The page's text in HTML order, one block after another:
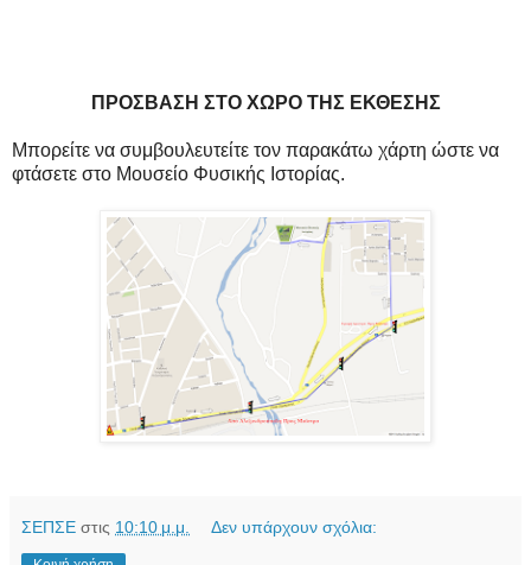
ΠΡΟΣΒΑΣΗ ΣΤΟ ΧΩΡΟ ΤΗΣ ΕΚΘΕΣΗΣ
Μπορείτε να συμβουλευτείτε τον παρακάτω χάρτη ώστε να
φτάσετε στο Μουσείο Φυσικής Ιστορίας.
ΣΕΠΣΕ στις 10:10 μ.μ. Δεν υπάρχουν σχόλια: